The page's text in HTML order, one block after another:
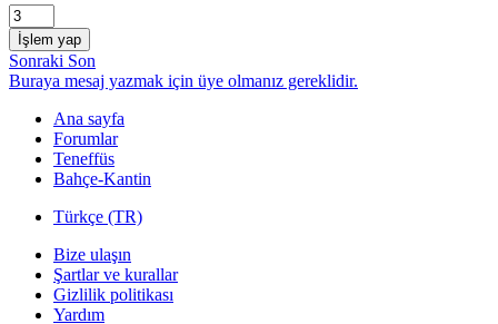
İşlem yap
Sonraki Son
Buraya mesaj yazmak için üye olmanız gereklidir.
Ana sayfa
Forumlar
Teneffüs
Bahçe-Kantin
Türkçe (TR)
Bize ulaşın
Şartlar ve kurallar
Gizlilik politikası
Yardım